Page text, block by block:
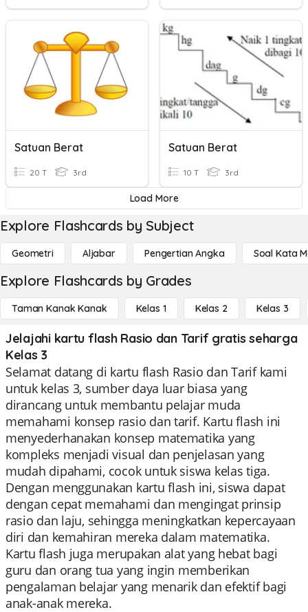
Satuan Berat
20 T 3rd
Satuan Berat
10 T 3rd
Load More
Explore Flashcards by Subject
Geometri Aljabar Pengertian Angka Soal Kata
Explore Flashcards by Grades
Taman Kanak Kanak Kelas 1 Kelas 2 Kelas 3
Jelajahi kartu flash Rasio dan Tarif gratis seharga
Kelas 3
Selamat datang di kartu flash Rasio dan Tarif kami
untuk kelas 3, sumber daya luar biasa yang
dirancang untuk membantu pelajar muda
memahami konsep rasio dan tarif. Kartu flash ini
menyederhanakan konsep matematika yang
kompleks menjadi visual dan penjelasan yang
mudah dipahami, cocok untuk siswa kelas tiga.
Dengan menggunakan kartu flash ini, siswa dapat
dengan cepat memahami dan mengingat prinsip
rasio dan laju, sehingga meningkatkan kepercayaan
diri dan kemahiran mereka dalam matematika.
Kartu flash juga merupakan alat yang hebat bagi
guru dan orang tua yang ingin memberikan
pengalaman belajar yang menarik dan efektif bagi
anak-anak mereka.